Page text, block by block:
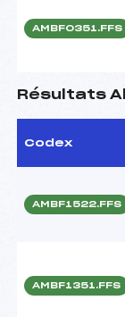
AMBF0351.FFS
Résultats
Codex
AMBF1522.FFS
AMBF1351.FFS